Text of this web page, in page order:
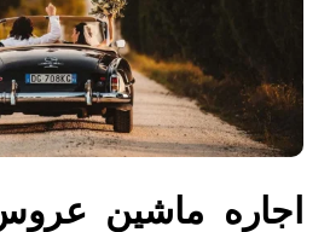
اجاره ماشین